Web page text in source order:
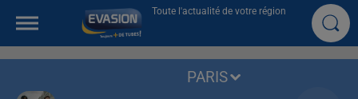
Toute l'actualité de votre région
PARIS